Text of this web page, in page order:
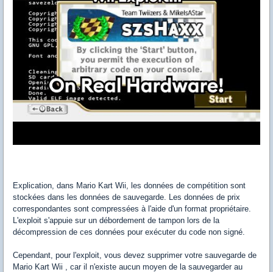
Explication, dans Mario Kart Wii, les données de compétition sont
stockées dans les données de sauvegarde. Les données de prix
correspondantes sont compressées à l'aide d'un format propriétaire.
L'exploit s'appuie sur un débordement de tampon lors de la
décompression de ces données pour exécuter du code non signé.
Cependant, pour l'exploit, vous devez supprimer votre sauvegarde de
Mario Kart Wii , car il n'existe aucun moyen de la sauvegarder au